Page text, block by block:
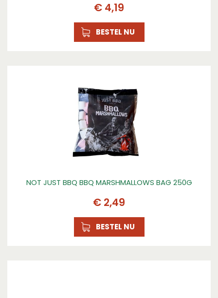
€ 4,19
BESTEL NU
NOT JUST BBQ BBQ MARSHMALLOWS BAG 250G
€ 2,49
BESTEL NU